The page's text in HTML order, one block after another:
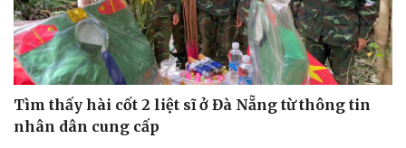
Tìm thấy hài cốt 2 liệt sĩ ở Đà Nẵng từ thông tin
nhân dân cung cấp